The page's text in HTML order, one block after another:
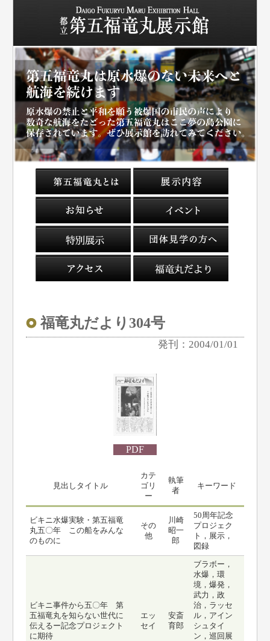
福竜丸だより304号
発刊：2004/01/01
PDF
見出しタイトル
カテ
ゴリ
ー
執筆
者
キーワード
ビキニ水爆実験・第五福竜
丸五〇年 この船をみんな
のものに
その
他
川崎
昭一
郎
50周年記念
プロジェク
ト，展示，
図録
ビキニ事件から五〇年 第
五福竜丸を知らない世代に
伝えるー記念プロジェクト
に期待
エッ
セイ
安斎
育郎
ブラボー，
水爆，環
境，爆発，
武力，政
治，ラッセ
ル，アイン
シュタイ
ン，巡回展